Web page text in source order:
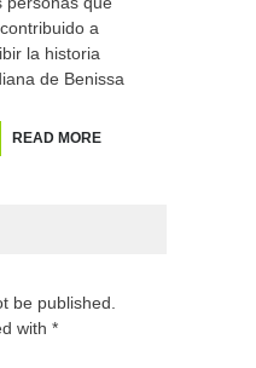
a
la historia
de Benissa
READ MORE
be published.
with *